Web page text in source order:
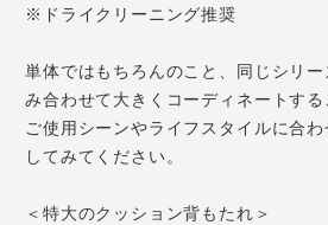
※ドライクリーニング推奨
単体ではもちろんのこと、同じシリ
み合わせて大きくコーディネートする
ご使用シーンやライフスタイルに合
してみてください。
＜特大のクッション背もたれ＞